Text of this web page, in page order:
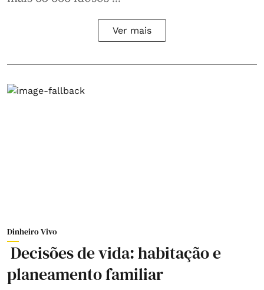
Ver mais
Dinheiro Vivo
Decisões de vida: habitação e
planeamento familiar